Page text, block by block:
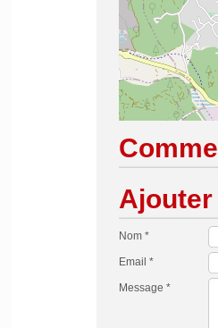
Nom *
Email *
Message *